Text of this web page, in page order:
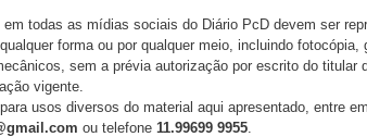
todas as mídias sociais do Diário PcD devem ser
forma ou por qualquer meio, incluindo fotocópia,
sem a prévia autorização por escrito do titular
vigente.
usos diversos do material aqui apresentado, entre
ou telefone 11.99699 9955.